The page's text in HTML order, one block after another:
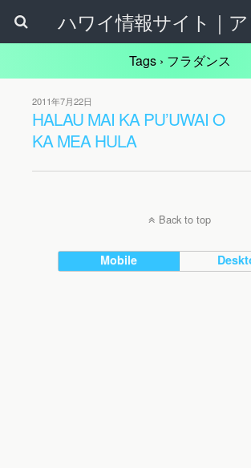
Tags › フラダンス
2011年7月22日
HALAU MAI KA PU’UWAI O
KA MEA HULA
Back to top
Mobile